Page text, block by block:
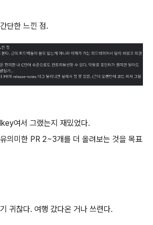
단한 느낀 점.
여서 그랬는지 재밌었다.
의미한 PR 2~3개를 더 올려보는 것을 목표
귀찮다. 여행 갔다온 거나 쓰련다.